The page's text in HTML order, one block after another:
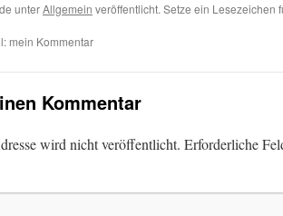
unterAllgemein veröffentlicht. Setze ein Lesezeichen
mein Kommentar
Kommentar
wird nicht veröffentlicht. Erforderliche